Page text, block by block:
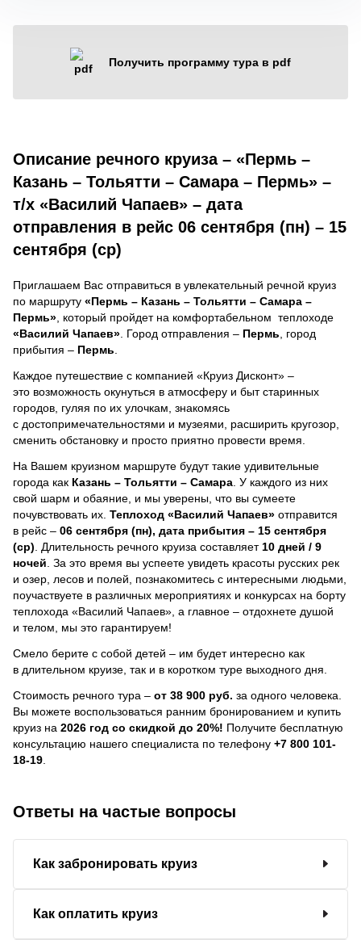
Получить программу тура в pdf
Описание речного круиза – «Пермь –
Казань – Тольятти – Самара – Пермь» –
т/х «Василий Чапаев» – дата
отправления в рейс 06 сентября (пн) – 15
сентября (ср)
Приглашаем Вас отправиться в увлекательный речной круиз
по маршруту «Пермь – Казань – Тольятти – Самара –
Пермь» , который пройдет на комфортабельном теплоходе
«Василий Чапаев» . Город отправления – Пермь , город
прибытия – Пермь
Каждое путешествие с компанией «Круиз Дисконт» –
это возможность окунуться в атмосферу и быт старинных
городов, гуляя по их улочкам, знакомясь
с достопримечательностями и музеями, расширить кругозор,
сменить обстановку и просто приятно провести время.
На Вашем круизном маршруте будут такие удивительные
города как Казань – Тольятти – Самара . У каждого из них
свой шарм и обаяние, и мы уверены, что вы сумеете
почувствовать их. Теплоход «Василий Чапаев» отправится
в рейс – 06 сентября (пн), дата прибытия – 15 сентября
(ср) . Длительность речного круиза составляет 10 дней / 9
ночей За это время вы успеете увидеть красоты русских рек
и озер, лесов и полей, познакомитесь с интересными людьми,
поучаствуете в различных мероприятиях и конкурсах на борту
теплохода «Василий Чапаев», а главное – отдохнете душой
и телом, мы это гарантируем!
Смело берите с собой детей – им будет интересно как
в длительном круизе, так и в коротком туре выходного дня.
Стоимость речного тура – от 38 900 руб. за одного человека.
Вы можете воспользоваться ранним бронированием и купить
круиз на 2026 год со скидкой до 20%! Получите бесплатную
консультацию нашего специалиста по телефону +7 800 101-
18-19
Ответы на частые вопросы
Как забронировать круиз
Как оплатить круиз